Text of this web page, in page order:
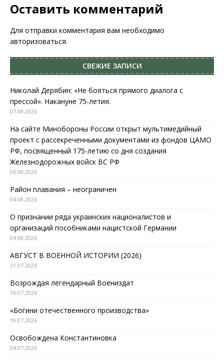
Оставить комментарий
Для отправки комментария вам необходимо
авторизоваться.
СВЕЖИЕ ЗАПИСИ
Николай Дерябин: «Не бояться прямого диалога с
прессой». Накануне 75-летия.
07.08.2026
На сайте Минобороны России открыт мультимедийный
проект с рассекреченными документами из фондов ЦАМО
РФ, посвященный 175-летию со дня создания
Железнодорожных войск ВС РФ
06.08.2026
Район плавания – неограничен
04.08.2026
О признании ряда украинских националистов и
организаций пособниками нацистской Германии
04.08.2026
АВГУСТ В ВОЕННОЙ ИСТОРИИ (2026)
31.07.2026
Возрождая легендарный Воениздат
19.07.2026
«Богини отечественного производства»
19.07.2026
Освобождена Константиновка
04.07.2026